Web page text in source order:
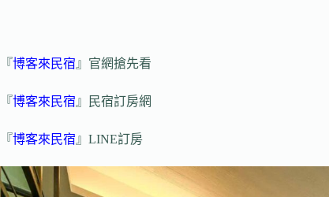
『博客來民宿 』官網搶先看
『博客來民宿 』民宿訂房網
『博客來民宿 』LINE訂房